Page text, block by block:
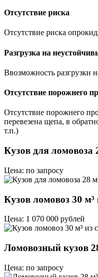
Отсутствие риска
Отсутствие риска
Разгрузка на
Ввозможность разгрузки
Отсутствие порожнего
Отсутствие порожнего
перевезена щепа, в
т.п.)
Кузов для ломовоза
Цена: по запросу
Кузов ломовоз 30
Цена: 1 070 000 рублей
Ломовозный кузов
Цена: по запросу